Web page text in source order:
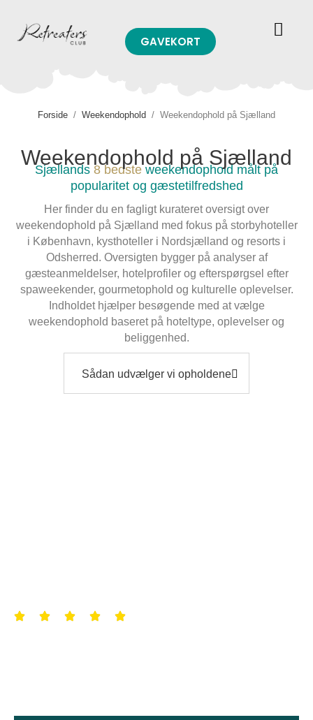
GAVEKORT
Forside / Weekendophold / Weekendophold på Sjælland
Weekendophold på Sjælland
Sjællands 8 bedste weekendophold målt på
popularitet og gæstetilfredshed
Her finder du en fagligt kurateret oversigt over
weekendophold på Sjælland med fokus på storbyhoteller
i København, kysthoteller i Nordsjælland og resorts i
Odsherred. Oversigten bygger på analyser af
gæsteanmeldelser, hotelprofiler og efterspørgsel efter
spaweekender, gourmetophold og kulturelle oplevelser.
Indholdet hjælper besøgende med at vælge
weekendophold baseret på hoteltype, oplevelser og
beliggenhed.
Sådan udvælger vi opholdene